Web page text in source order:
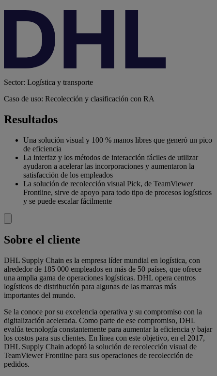
Sector: Logística y transporte
Caso de uso: Recolección y clasificación con RA
Resultados
Una solución visual y 100 % manos libres que generó un pico
de eficiencia
La interfaz y los métodos de interacción fáciles de utilizar
ayudaron a acelerar las incorporaciones y aumentaron la
satisfacción de los empleados
La solución de recolección visual Pick, de TeamViewer
Frontline, sirve de apoyo para todo tipo de procesos logísticos
y se puede escalar fácilmente
Sobre el cliente
DHL Supply Chain es la empresa líder mundial en logística, con
alrededor de 185 000 empleados en más de 50 países, que ofrece
una amplia gama de operaciones logísticas. DHL opera centros
logísticos de distribución para algunas de las marcas más
importantes del mundo.
Se la conoce por su excelencia operativa y su compromiso con la
digitalización acelerada. Como parte de ese compromiso, DHL
evalúa tecnología constantemente para aumentar la eficiencia y bajar
los costos para sus clientes. En línea con este objetivo, en el 2017,
DHL Supply Chain adoptó la solución de recolección visual de
TeamViewer Frontline para sus operaciones de recolección de
pedidos.